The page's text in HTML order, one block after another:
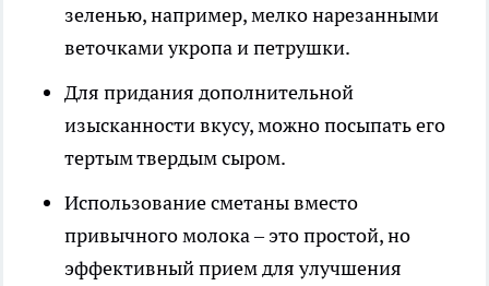
зеленью, например, мелко нарезанными
веточками укропа и петрушки.
Для придания дополнительной
изысканности вкусу, можно посыпать его
тертым твердым сыром.
Использование сметаны вместо
привычного молока – это простой, но
эффективный прием для улучшения